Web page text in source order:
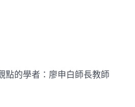
點的學者：廖申白師長教師